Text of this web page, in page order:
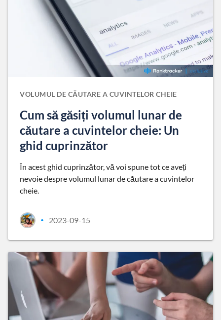
VOLUMUL DE CĂUTARE A CUVINTELOR CHEIE
Cum să găsiți volumul lunar de
căutare a cuvintelor cheie: Un
ghid cuprinzător
În acest ghid cuprinzător, vă voi spune tot ce aveți
nevoie despre volumul lunar de căutare a cuvintelor
cheie.
• 2023-09-15